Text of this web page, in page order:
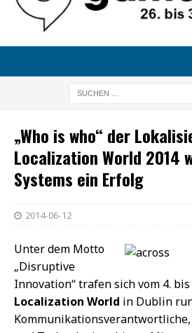
„Who is who“ der
Localization World 2014
Systems ein Erfolg
2014-06-12
Unter dem Motto
„Disruptive
Innovation“ trafen sich vom 4.
Localization World in Dublin